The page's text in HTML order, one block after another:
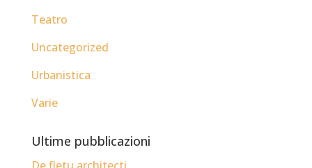
Teatro
Uncategorized
Urbanistica
Varie
Ultime pubblicazioni